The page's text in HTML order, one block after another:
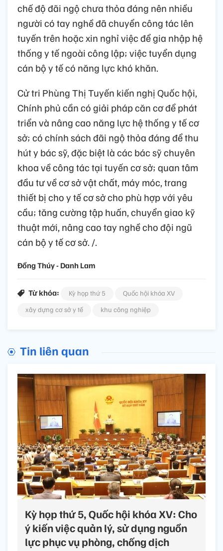
chế độ đãi ngộ chưa thỏa đáng nên nhiều
người có tay nghề đã chuyển công tác lên
tuyến trên hoặc xin nghỉ việc để gia nhập hệ
thống y tế ngoài công lập; việc tuyển dụng
cán bộ y tế có năng lực khó khăn.
Cử tri Phùng Thị Tuyến kiến nghị Quốc hội,
Chính phủ cần có giải pháp căn cơ để phát
triển và nâng cao năng lực hệ thống y tế cơ
sở; có chính sách đãi ngộ thỏa đáng để thu
hút y bác sỹ, đặc biệt là các bác sỹ chuyên
khoa về công tác tại tuyến cơ sở; quan tâm
đầu tư về cơ sở vật chất, máy móc, trang
thiết bị cho y tế cơ sở cho phù hợp với yêu
cầu; tăng cường tập huấn, chuyển giao kỹ
thuật mới, nâng cao tay nghề cho đội ngũ
cán bộ y tế cơ sở. /.
Đồng Thúy - Danh Lam
Từ khóa: Kỳ họp thứ 5
Quốc hội khóa XV
xây dựng cơ sở y tế
khu công nghiệp
Tin liên quan
Kỳ họp thứ 5, Quốc hội khóa XV: Cho
ý kiến việc quản lý, sử dụng nguồn
lực phục vụ phòng, chống dịch